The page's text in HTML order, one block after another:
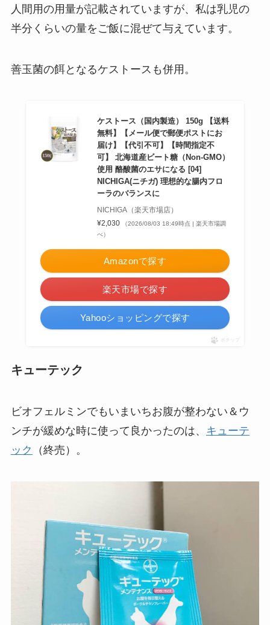
人間用の用量が記載されていますが、私は乳児の
半分くらいの量をご飯に混ぜて与えています。
善玉菌の餌となるケストースも併用。
ケストース（国内製造） 150g 【送料
無料】【メール便で郵便ポストにお
届け】【代引不可】【時間指定不
可】 北海道産ビート糖（Non-GMO）
使用 酪酸菌のエサになる [04]
NICHIGA(ニチガ) 理想的な腸内フロ
ーラのバランスに
NICHIGA（楽天市場店）
¥2,030
（2026/08/03 18:49時点 | 楽天市場調
べ）
Amazonで探す
楽天市場で探す
Yahooショッピングで探す
ポチップ
キューテック
ビオフェルミンでもいまいちお腹が整わない＆ウ
ンチが緩めな時に使って良かったのは、 キューテ
ック
（終売）。